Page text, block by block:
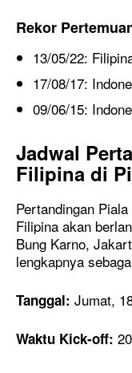
Rekor
13/05/22:
17/08/17:
09/06/15:
Jadwal
Filipina di
Pertandingan
Filipina akan
Bung Karno,
lengkapnya
Tanggal: Jumat,
Waktu Kick-off: